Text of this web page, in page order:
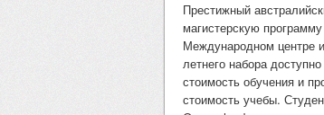
Престижный
магистерскую
Международном центре
летнего набора
стоимость обучения и
стоимость учебы.